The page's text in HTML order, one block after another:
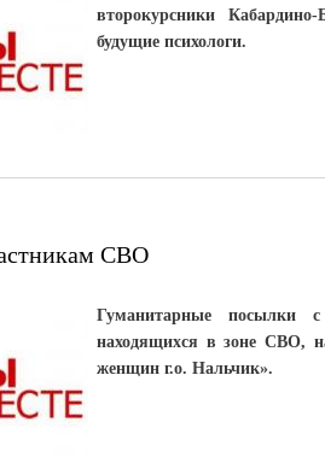
второкурсники Кабардино-
будущие психологи.
СВО
Гуманитарные посылки
находящихся в зоне СВО,
женщин г.о. Нальчик».